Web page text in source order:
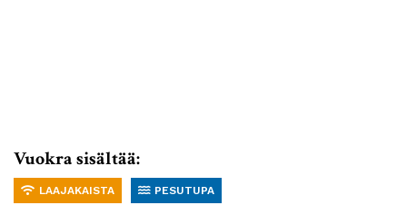
Vuokra sisältää:
LAAJAKAISTA PESUTUPA